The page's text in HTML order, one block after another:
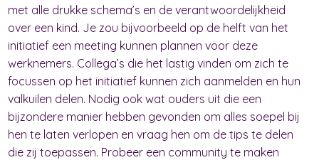
met alle drukke schema’s en de verantwoordelijkheid
over een kind. Je zou bijvoorbeeld op de helft van het
initiatief een meeting kunnen plannen voor deze
werknemers. Collega’s die het lastig vinden om zich te
focussen op het initiatief kunnen zich aanmelden en hun
valkuilen delen. Nodig ook wat ouders uit die een
bijzondere manier hebben gevonden om alles soepel bij
hen te laten verlopen en vraag hen om de tips te delen
die zij toepassen. Probeer een community te maken